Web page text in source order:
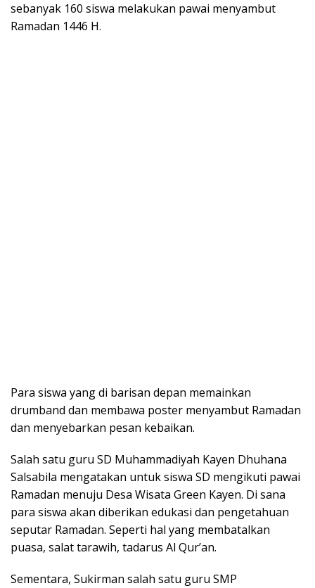
sebanyak 160 siswa melakukan pawai menyambut
Ramadan 1446 H.
Para siswa yang di barisan depan memainkan
drumband dan membawa poster menyambut Ramadan
dan menyebarkan pesan kebaikan.
Salah satu guru SD Muhammadiyah Kayen Dhuhana
Salsabila mengatakan untuk siswa SD mengikuti pawai
Ramadan menuju Desa Wisata Green Kayen. Di sana
para siswa akan diberikan edukasi dan pengetahuan
seputar Ramadan. Seperti hal yang membatalkan
puasa, salat tarawih, tadarus Al Qur’an.
Sementara, Sukirman salah satu guru SMP